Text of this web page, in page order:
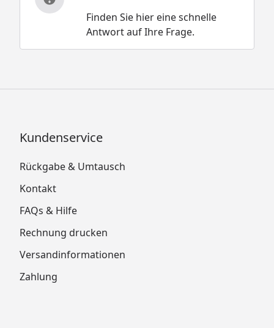
Finden Sie hier eine schnelle
Antwort auf Ihre Frage.
Kundenservice
Rückgabe & Umtausch
Kontakt
FAQs & Hilfe
Rechnung drucken
Versandinformationen
Zahlung